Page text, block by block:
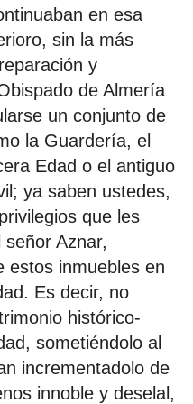
en esa
sin la más
y
de Almería
un conjunto de
la Guardería, el
Edad o el antiguo
ya saben ustedes,
que les
Aznar,
estos inmuebles en
Es decir, no
histórico-
sometiéndolo al
incrementadolo de
innoble y deselal,